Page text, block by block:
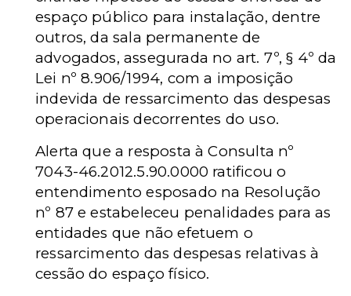
espaço público para instalação, dentre
outros, da sala permanente de
advogados, assegurada no art. 7º, § 4º da
Lei nº 8.906/1994, com a imposição
indevida de ressarcimento das despesas
operacionais decorrentes do uso.
Alerta que a resposta à Consulta nº
7043-46.2012.5.90.0000 ratificou o
entendimento esposado na Resolução
nº 87 e estabeleceu penalidades para as
entidades que não efetuem o
ressarcimento das despesas relativas à
cessão do espaço físico.